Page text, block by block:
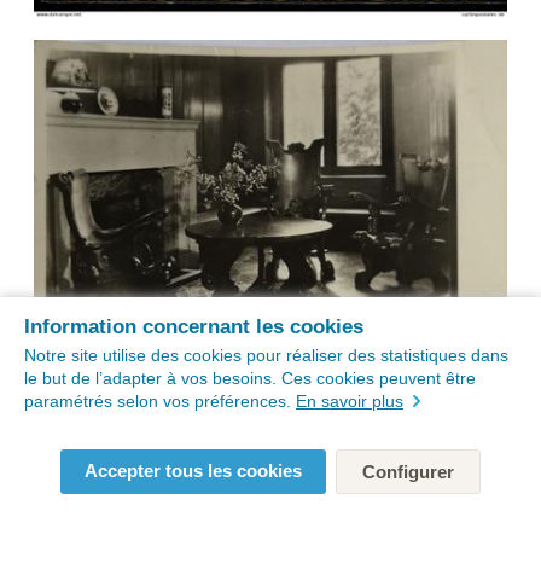
Information concernant les cookies
Notre site utilise des cookies pour réaliser des statistiques dans
le but de l’adapter à vos besoins. Ces cookies peuvent être
paramétrés selon vos préférences. En savoir plus
Accepter tous les cookies Configurer